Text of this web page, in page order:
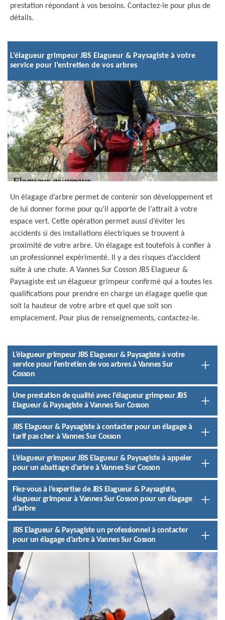
prestation répondant à vos besoins. Contactez-le pour plus de
détails.
L’élagueur grimpeur JBS Elagueur & Paysagiste à votre
service pour l’entretien de vos arbres
Un élagage d’arbre permet de contenir son développement et
de lui donner forme pour qu’il apporte de l’attrait à votre
espace vert. Cette opération permet aussi d’éviter les
accidents si des installations électriques se trouvent à
proximité de votre arbre. Un élagage est toutefois à confier à
un professionnel expérimenté. Il y a des risques d’accident
suite à une chute. A Vannes Sur Cosson JBS Elagueur &
Paysagiste est un élagueur grimpeur confirmé qui a toutes les
qualifications pour prendre en charge un élagage quelle que
soit la hauteur de votre arbre et quel que soit son
emplacement. Pour plus de renseignements, contactez-le.
L’élagueur grimpeur JBS Elagueur & Paysagiste à votre
service pour l’entretien de vos arbres à Vannes Sur
Cosson
Une prestation de qualité avec l’élagueur grimpeur JBS
Elagueur & Paysagiste à Vannes Sur Cosson
JBS Elagueur & Paysagiste à contacter pour un élagage à
tarif pas cher à Vannes Sur Cosson
L’élagueur grimpeur JBS Elagueur & Paysagiste à appeler
pour un abattage d’arbre à Vannes Sur Cosson
Fiez-vous à l’expertise de JBS Elagueur & Paysagiste,
élagueur grimpeur à Vannes Sur Cosson pour un élagage
d’arbre
JBS Elagueur & Paysagiste un professionnel à contacter
pour un élagage d’arbre à Vannes Sur Cosson